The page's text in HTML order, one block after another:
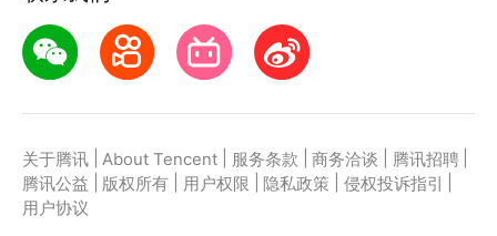
关于腾讯 About Tencent 服务条款 商务洽谈 腾讯招聘
腾讯公益
版权所有 用户权限 隐私政策 侵权投诉指引
用户协议